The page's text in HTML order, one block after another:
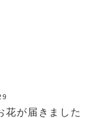
花が届きました